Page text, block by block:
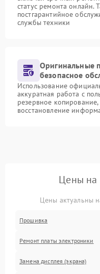
статус ремонта онлайн.
постгарантийное
службы техники
Оригинальные
безопасное
Использование
аккуратная работа с
резервное
восстановление
Цены на
Цены актуальны
Прошивка
Ремонт платы электроники
Замена дисплея (экрана)